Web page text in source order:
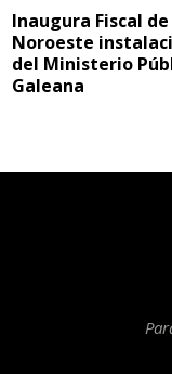
Inaugura Fiscal
Noroeste
del Ministerio
Galeana